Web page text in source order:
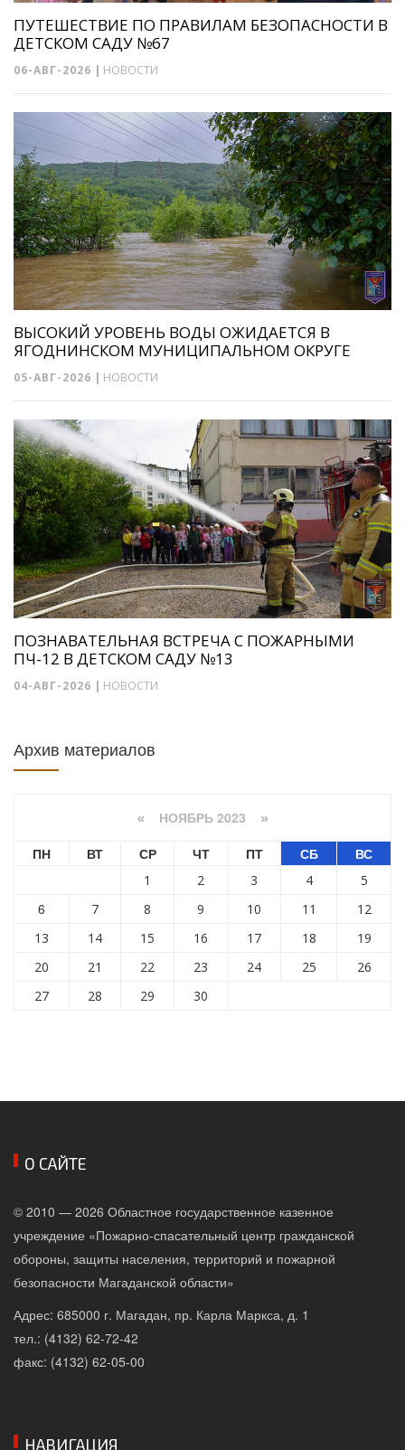
ПУТЕШЕСТВИЕ ПО ПРАВИЛАМ БЕЗОПАСНОСТИ В
ДЕТСКОМ САДУ №67
06-АВГ-2026 | НОВОСТИ
ВЫСОКИЙ УРОВЕНЬ ВОДЫ ОЖИДАЕТСЯ В
ЯГОДНИНСКОМ МУНИЦИПАЛЬНОМ ОКРУГЕ
05-АВГ-2026 | НОВОСТИ
ПОЗНАВАТЕЛЬНАЯ ВСТРЕЧА С ПОЖАРНЫМИ
ПЧ-12 В ДЕТСКОМ САДУ №13
04-АВГ-2026 | НОВОСТИ
Архив материалов
« НОЯБРЬ 2023 »
ПН ВТ СР ЧТ ПТ СБ ВС
1 2 3 4 5
6 7 8 9 10 11
12
13
14 15 16 17 18
19
20
21 22 23 24 25
26
27
28 29 30
О САЙТЕ
© 2010 — 2026 Областное государственное казенное
учреждение «Пожарно-спасательный центр гражданской
обороны, защиты населения, территорий и пожарной
безопасности Магаданской области»
Адрес: 685000 г. Магадан, пр. Карла Маркса, д. 1
тел.: (4132) 62-72-42
факс: (4132) 62-05-00
НАВИГАЦИЯ